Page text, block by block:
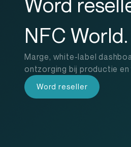
NFC World.
Marge, white-label
ontzorging bij productie en
Word reseller